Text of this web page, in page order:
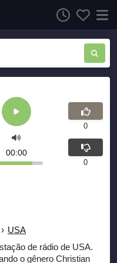
› USA
de rádio de USA.
o gênero Christian
00:00
0
0